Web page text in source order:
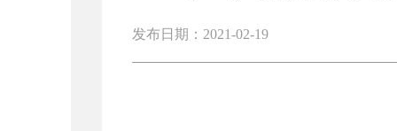
发布日期：2021-02-19